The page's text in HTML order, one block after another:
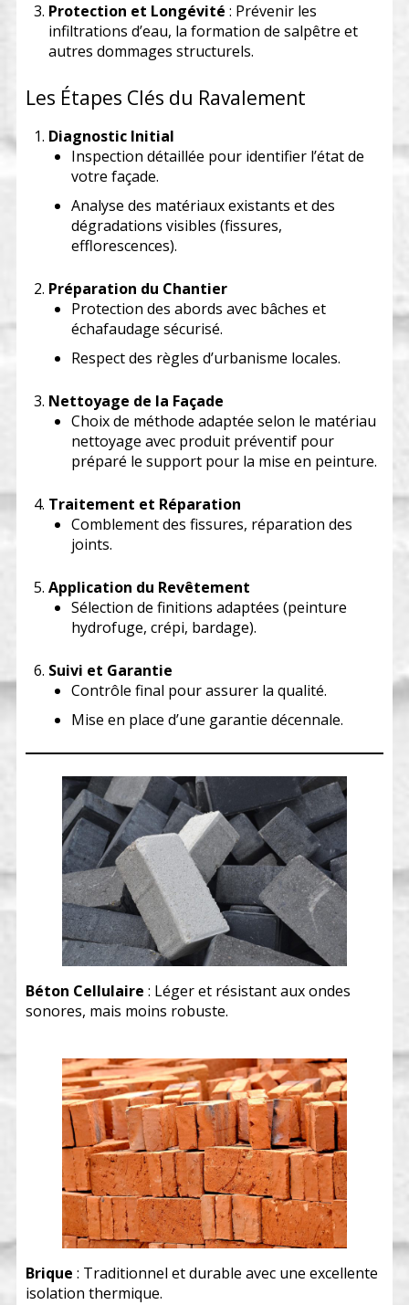
Protection et Longévité : Prévenir les
infiltrations d’eau, la formation de salpêtre et
autres dommages structurels.
Les Étapes Clés du Ravalement
Diagnostic Initial
Inspection détaillée pour identifier l’état de
votre façade.
Analyse des matériaux existants et des
dégradations visibles (fissures,
efflorescences).
Préparation du Chantier
Protection des abords avec bâches et
échafaudage sécurisé.
Respect des règles d’urbanisme locales.
Nettoyage de la Façade
Choix de méthode adaptée selon le matériau
nettoyage avec produit préventif pour
préparé le support pour la mise en peinture.
Traitement et Réparation
Comblement des fissures, réparation des
joints.
Application du Revêtement
Sélection de finitions adaptées (peinture
hydrofuge, crépi, bardage).
Suivi et Garantie
Contrôle final pour assurer la qualité.
Mise en place d’une garantie décennale.
Béton Cellulaire : Léger et résistant aux ondes
sonores, mais moins robuste.
Brique : Traditionnel et durable avec une excellente
isolation thermique.